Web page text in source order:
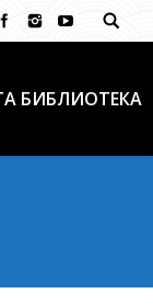
БИБЛИОТЕКА